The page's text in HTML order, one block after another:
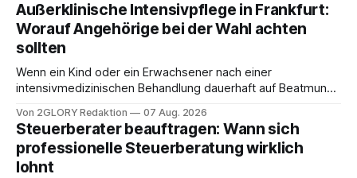
Außerklinische Intensivpflege in Frankfurt:
Worauf Angehörige bei der Wahl achten
sollten
Wenn ein Kind oder ein Erwachsener nach einer
intensivmedizinischen Behandlung dauerhaft auf Beatmung
angewiesen ist, stellt sich für Familien eine schwierige
Frage: Muss die Versorgung dauerhaft in der Klinik bleiben –
oder ist ein Leben zu Hause möglich? Die außerklinische
Intensivpflege bietet genau diese Alternative: Sie
Von 2GLORY Redaktion 07 Aug. 2026
Steuerberater beauftragen: Wann sich
professionelle Steuerberatung wirklich
lohnt